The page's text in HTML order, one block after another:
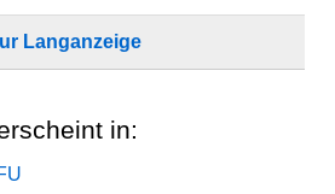
Langanzeige
in: